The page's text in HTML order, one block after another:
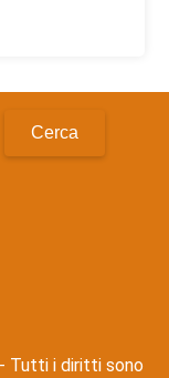
Tutti i diritti sono